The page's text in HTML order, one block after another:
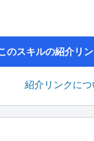
のスキルの紹介リ
紹介リンクにつ